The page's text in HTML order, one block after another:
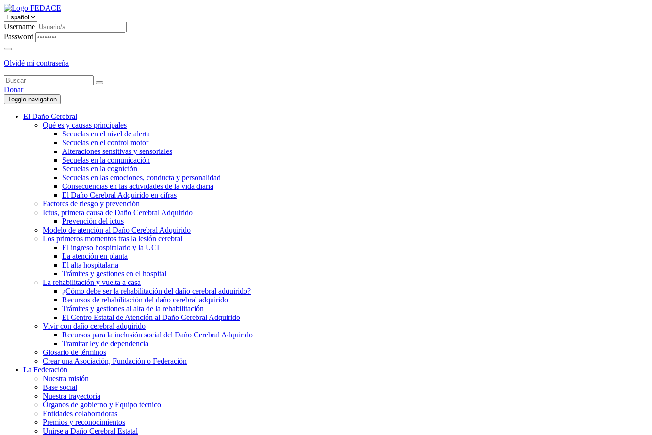
Username
Password
Olvidé mi contraseña
Donar
Toggle navigation
El Daño Cerebral
Qué es y causas principales
Secuelas en el nivel de alerta
Secuelas en el control motor
Alteraciones sensitivas y sensoriales
Secuelas en la comunicación
Secuelas en la cognición
Secuelas en las emociones, conducta y personalidad
Consecuencias en las actividades de la vida diaria
El Daño Cerebral Adquirido en cifras
Factores de riesgo y prevención
Ictus, primera causa de Daño Cerebral Adquirido
Prevención del ictus
Modelo de atención al Daño Cerebral Adquirido
Los primeros momentos tras la lesión cerebral
El ingreso hospitalario y la UCI
La atención en planta
El alta hospitalaria
Trámites y gestiones en el hospital
La rehabilitación y vuelta a casa
¿Cómo debe ser la rehabilitación del daño cerebral adquirido?
Recursos de rehabilitación del daño cerebral adquirido
Trámites y gestiones al alta de la rehabilitación
El Centro Estatal de Atención al Daño Cerebral Adquirido
Vivir con daño cerebral adquirido
Recursos para la inclusión social del Daño Cerebral Adquirido
Tramitar ley de dependencia
Glosario de términos
Crear una Asociación, Fundación o Federación
La Federación
Nuestra misión
Base social
Nuestra trayectoria
Órganos de gobierno y Equipo técnico
Entidades colaboradoras
Premios y reconocimientos
Unirse a Daño Cerebral Estatal